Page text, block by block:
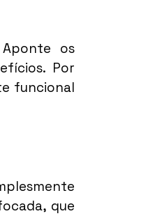
os
Por
funcional
que